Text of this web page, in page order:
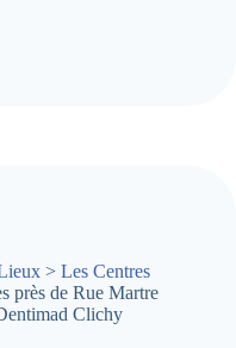
> Les Centres
près de Rue Martre
Clichy